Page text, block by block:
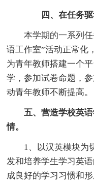
四、在任务驱
本学期的一系列
语工作室”活动正常化
为青年教师搭建一个
学，参加试卷命题，
动青年教师不断提高。
五、营造学校英
情。
1、以汉英模块为
发和培养学生学习英
成良好的学习习惯和